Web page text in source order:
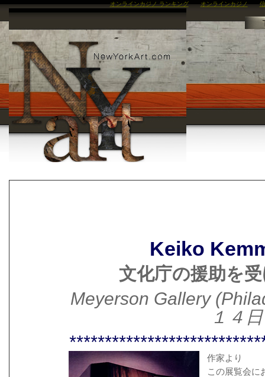
オンラインカジノ ランキング オンラインカジノ
Keiko
文化庁の援助を
Meyerson Gallery
１４
作家より
この展覧会に